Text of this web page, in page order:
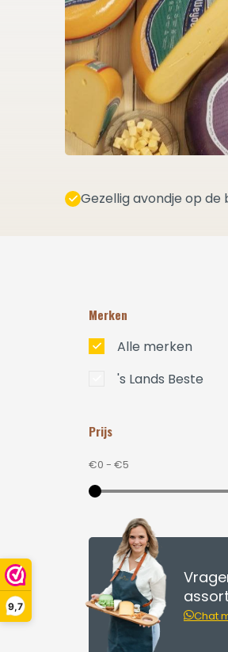
9,7
Gezellig avondje op de
Merken
Alle merken
's Lands Beste
Prijs
€0 - €5
Chat